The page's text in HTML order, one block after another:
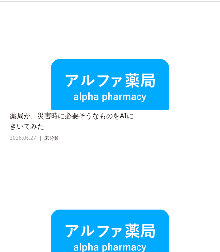
薬局が、災害時に必要そうなものをAIに
きいてみた
2026.06.27 未分類